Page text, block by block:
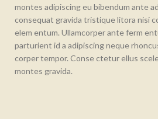
montes adipiscing eu bibendum ante
consequat gravida tristique litora nisi
elem entum. Ullamcorper ante ferm
parturient id a adipiscing neque
corper tempor. Conse ctetur ellus
montes gravida.